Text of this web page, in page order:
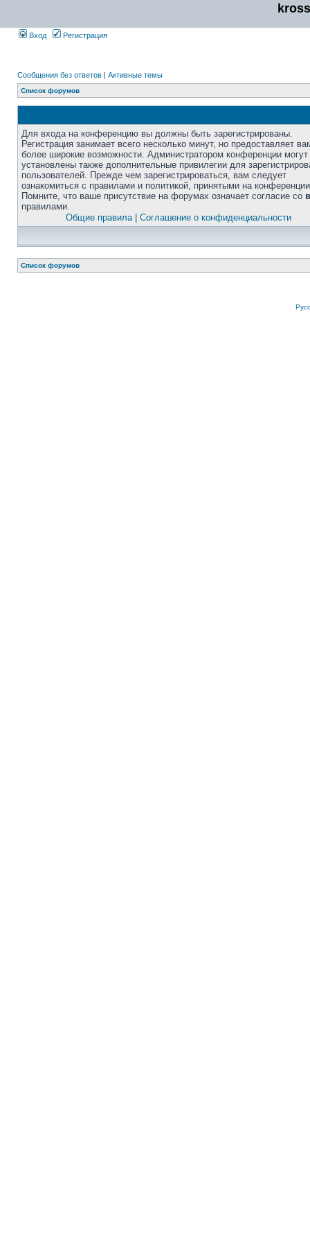
Вход Регистрация
Сообщения без ответов | Активные темы
Список форумов
Для входа на конференцию вы должны быть зарегистрированы.
Регистрация занимает всего несколько минут, но предоставляет
более широкие возможности. Администратором конференции
установлены также дополнительные привилегии для
пользователей. Прежде чем зарегистрироваться, вам следует
ознакомиться с правилами и политикой, принятыми на
Помните, что ваше присутствие на форумах означает согласие со
правилами.
Общие правила| Соглашение о конфиденциальности
Список форумов